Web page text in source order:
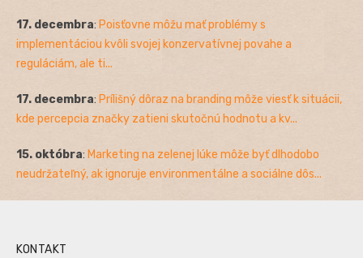
17. decembra: Poisťovne môžu mať problémy s
implementáciou kvôli svojej konzervatívnej povahe a
reguláciám, ale ti...
17. decembra: Prílišný dôraz na branding môže viesť k situácii,
kde percepcia značky zatieni skutočnú hodnotu a kv...
15. októbra: Marketing na zelenej lúke môže byť dlhodobo
neudržateľný, ak ignoruje environmentálne a sociálne dôs...
KONTAKT